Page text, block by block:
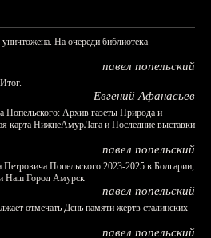
На очереди библиотека
павел попельский
Евгений Афанасьев
Архив газеты Природа и
карта НижнеАмурЛага и Последние выставки
павел попельский
Попельского 2023-2025 в Болгарии,
и Наш Город Амурск
павел попельский
отмечать День памяти жертв сталинских
павел попельский